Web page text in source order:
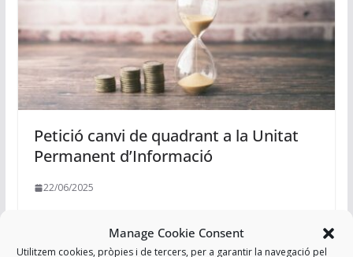
Manage Cookie Consent
Utilitzem cookies, pròpies i de tercers, per a garantir la navegació pel
Petició canvi de quadrant a la Unitat
Permanent d’Informació
22/06/2025
Afegir a Agenda